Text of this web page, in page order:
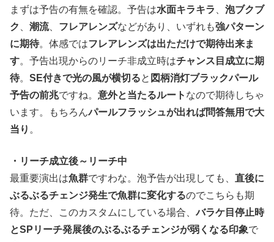
まずは予告の有無を確認。予告は水面キラキラ
泡ブクブ
ク
潮流、 フレアレンズなどがあり、いずれも強パターン
に期待。体感ではフレアレンズは出ただけで期待出来ま
す。予告出現からのリーチ非成立時はチャンス目成立に期
待。 SE付きで光の風が横切ると 図柄消灯ブラックパール
予告の前兆ですね。 意外と当たるルート なので期待しちゃ
います。もちろんパールフラッシュが出れば問答無用で大
当り 。
・リーチ成立後～リーチ中
最重要演出は魚群ですわな。泡予告が出現しても、 直後に
ぶるぶるチェンジ発生で魚群に変化するのでこちらも期
待。ただ、このカスタムにしている場合、バラケ目停止時
とSPリーチ発展後のぶるぶるチェンジが弱くなる印象で